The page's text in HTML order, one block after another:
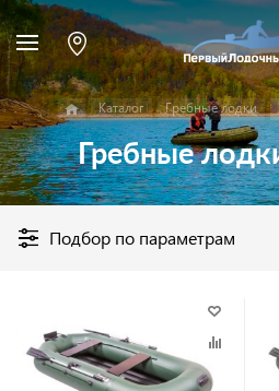
Каталог Гребные лодки
Гребные
Подбор по параметрам